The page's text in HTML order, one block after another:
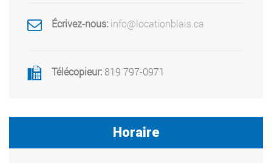
Écrivez-nous: info@locationblais.ca
Télécopieur:819 797-0971
Horaire